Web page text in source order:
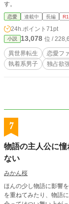
す。
恋愛 連載中 長編
24h.ポイント 71pt
小説 13,078 位 /
異世界転生 恋愛フ
執着系男子
独占欲
7
物語の主人公に
ない
みかん桜
ほんの少し物語に影響
を重ねてみたり、物語